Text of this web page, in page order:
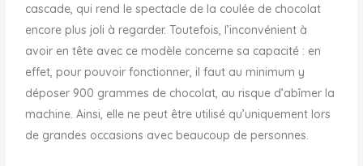
cascade, qui rend le spectacle de la coulée de chocolat
encore plus joli à regarder. Toutefois, l’inconvénient à
avoir en tête avec ce modèle concerne sa capacité : en
effet, pour pouvoir fonctionner, il faut au minimum y
déposer 900 grammes de chocolat, au risque d’abîmer la
machine. Ainsi, elle ne peut être utilisé qu’uniquement lors
de grandes occasions avec beaucoup de personnes.